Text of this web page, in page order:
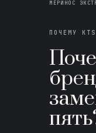
МЕРИНОС
ПОЧЕМУ